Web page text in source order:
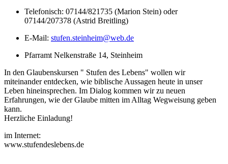
Telefonisch: 07144/821735 (Marion Stein) oder
07144/207378 (Astrid Breitling)
E-Mail: stufen.steinheim@web.de
Pfarramt Nelkenstraße 14, Steinheim
In den Glaubenskursen " Stufen des Lebens" wollen wir
miteinander entdecken, wie biblische Aussagen heute in unser
Leben hineinsprechen. Im Dialog kommen wir zu neuen
Erfahrungen, wie der Glaube mitten im Alltag Wegweisung geben
kann.
Herzliche Einladung!
im Internet:
www.stufendeslebens.de